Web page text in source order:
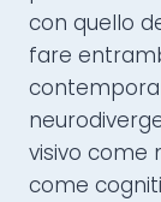
con quello
fare
visivo come
come